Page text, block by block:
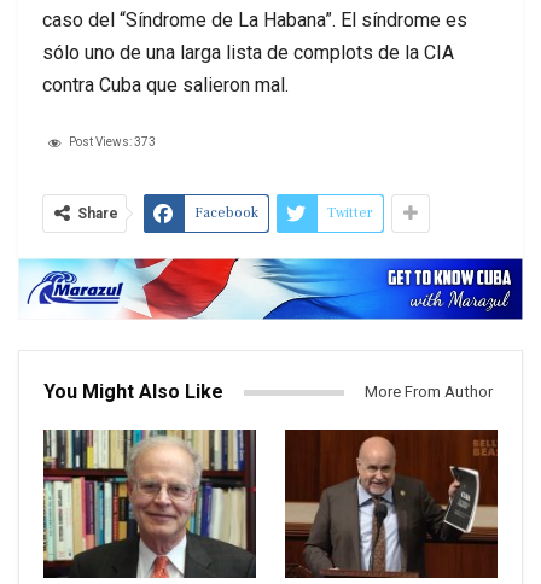
caso del “Síndrome de La Habana”. El síndrome es
sólo uno de una larga lista de complots de la CIA
contra Cuba que salieron mal.
Post Views:373
Share Facebook Twitter
You Might Also Like More From Author